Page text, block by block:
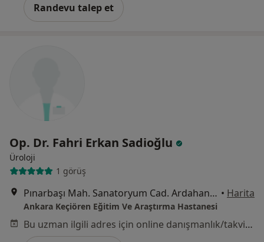
Randevu talep et
Op. Dr. Fahri Erkan Sadioğlu
Üroloji
1 görüş
Pınarbaşı Mah. Sanatoryum Cad. Ardahan Sok. No:25, Keçiören • Harita
Ankara Keçiören Eğitim Ve Araştırma Hastanesi
Bu uzman ilgili adres için online danışmanlık/takvim sunmuyor.